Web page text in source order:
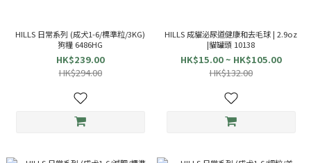
HILLS 日常系列 (成犬1-6/標準粒/3KG)
狗糧 6486HG
HK$239.00
HK$294.00
HILLS 成貓泌尿道健康和去毛球 | 2.9oz
|貓罐頭 10138
HK$15.00 ~ HK$105.00
HK$132.00